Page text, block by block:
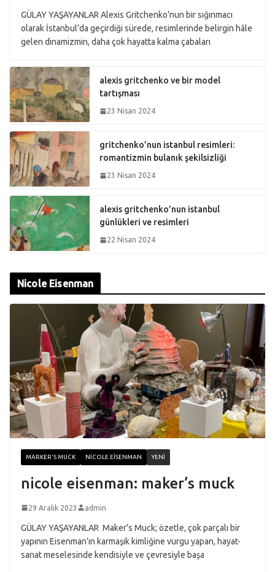
GÜLAY YAŞAYANLAR Alexis Gritchenko’nun bir sığınmacı
olarak İstanbul’da geçirdiği sürede, resimlerinde belirgin hâle
gelen dinamizmin, daha çok hayatta kalma çabaları
alexis gritchenko ve bir model
tartışması
23 Nisan 2024
gritchenko’nun istanbul resimleri:
romantizmin bulanık şekilsizliği
23 Nisan 2024
alexis gritchenko’nun istanbul
günlükleri ve resimleri
22 Nisan 2024
Nicole Eisenman
MARKER'S MUCK NICOLE EISENMAN YENI
nicole eisenman: maker’s muck
29 Aralık 2023 admin
GÜLAY YAŞAYANLAR Maker’s Muck; özetle, çok parçalı bir
yapının Eisenman’ın karmaşık kimliğine vurgu yapan, hayat-
sanat meselesinde kendisiyle ve çevresiyle başa